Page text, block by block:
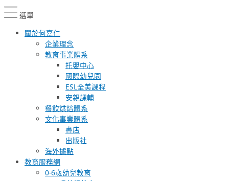
選單
關於何嘉仁
企業理念
教育事業體系
托嬰中心
國際幼兒園
ESL全美課程
安親課輔
餐飲烘焙體系
文化事業體系
書店
出版社
海外據點
教育服務網
0-6歲幼兒教育